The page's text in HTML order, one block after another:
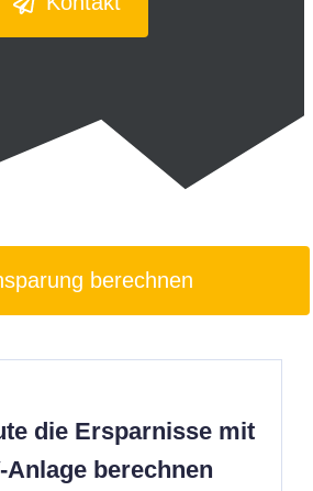
berechnen
die Ersparnisse mit
Anlage berechnen